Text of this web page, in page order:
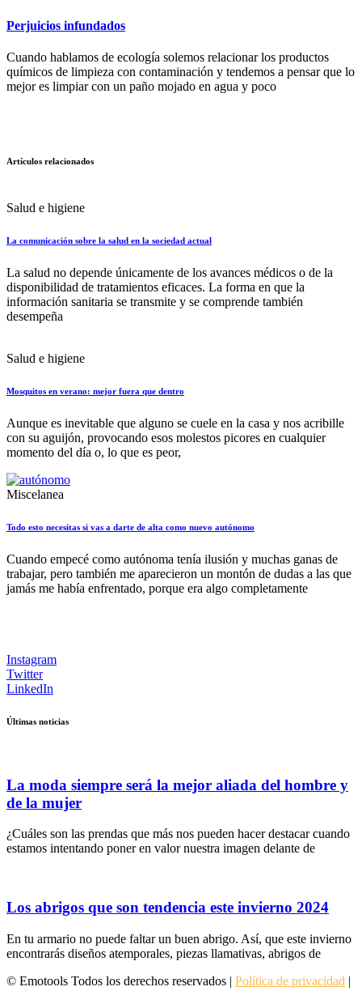
Perjuicios infundados
Cuando hablamos de ecología solemos relacionar los productos
químicos de limpieza con contaminación y tendemos a pensar que lo
mejor es limpiar con un paño mojado en agua y poco
Artículos relacionados
Salud e higiene
La comunicación sobre la salud en la sociedad actual
La salud no depende únicamente de los avances médicos o de la
disponibilidad de tratamientos eficaces. La forma en que la
información sanitaria se transmite y se comprende también
desempeña
Salud e higiene
Mosquitos en verano: mejor fuera que dentro
Aunque es inevitable que alguno se cuele en la casa y nos acribille
con su aguijón, provocando esos molestos picores en cualquier
momento del día o, lo que es peor,
Miscelanea
Todo esto necesitas si vas a darte de alta como nuevo autónomo
Cuando empecé como autónoma tenía ilusión y muchas ganas de
trabajar, pero también me aparecieron un montón de dudas a las que
jamás me había enfrentado, porque era algo completamente
Instagram
Twitter
LinkedIn
Últimas noticias
La moda siempre será la mejor aliada del hombre y
de la mujer
¿Cuáles son las prendas que más nos pueden hacer destacar cuando
estamos intentando poner en valor nuestra imagen delante de
Los abrigos que son tendencia este invierno 2024
En tu armario no puede faltar un buen abrigo. Así, que este invierno
encontrarás diseños atemporales, piezas llamativas, abrigos de
© Emotools Todos los derechos reservados | Política de privacidad |